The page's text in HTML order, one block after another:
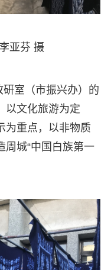
亚芬 摄
研室（市振兴办）的
以文化旅游为定
为重点，以非物质
周城“中国白族第一